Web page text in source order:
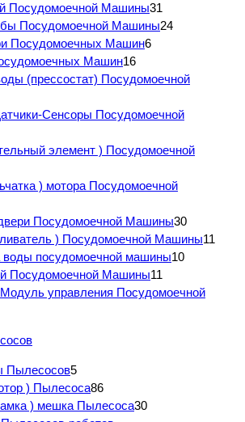
Посудомоечной Машины31
Посудомоечной Машины24
Посудомоечных Машин6
Машин16
(прессостат) Посудомоечной
Сенсоры Посудомоечной
элемент ) Посудомоечной
) мотора Посудомоечной
Посудомоечной Машины30
) Посудомоечной Машины11
воды посудомоечной машины10
Посудомоечной Машины11
управления Посудомоечной
Пылесосов5
) Пылесоса86
) мешка Пылесоса30